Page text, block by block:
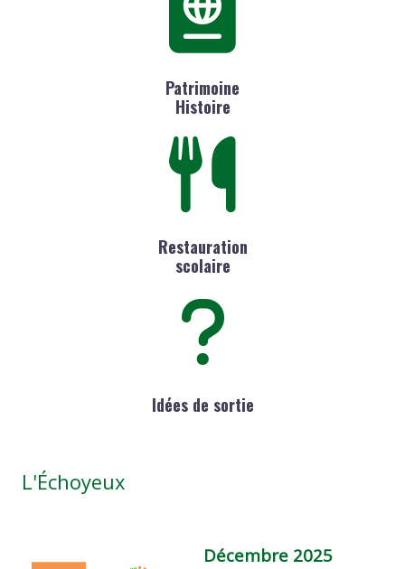
Patrimoine
Histoire
Restauration
scolaire
Idées de sortie
L'Échoyeux
Décembre 2025